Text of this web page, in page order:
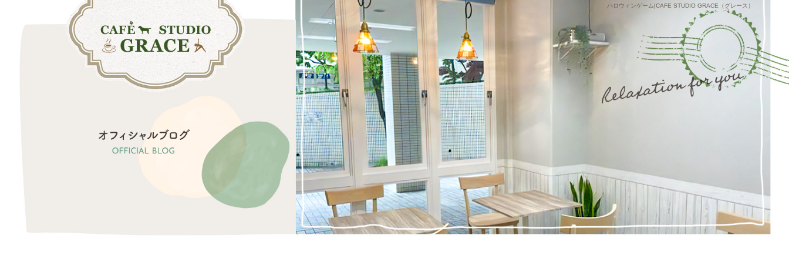
ハロウィンゲーム|CAFE STUDIO GRACE（グレース）